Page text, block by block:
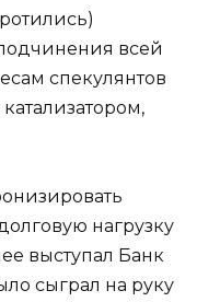
всей
спекулянтов
нагрузку
выступал Банк
сыграл на руку